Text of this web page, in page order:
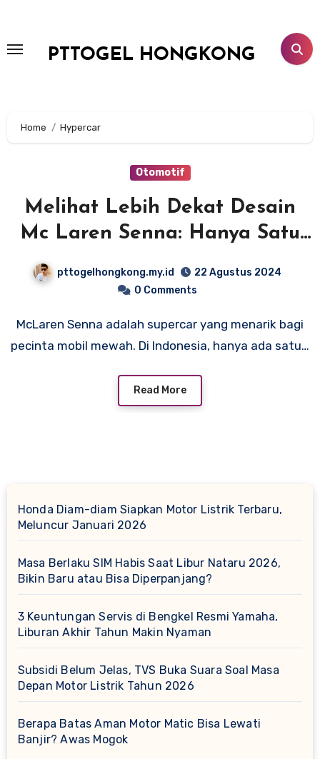
konten
PTTOGEL HONGKONG
Home Hypercar
Otomotif
Melihat Lebih Dekat Desain
Mc Laren Senna: Hanya Satu
pttogelhongkong.my.id
22 Agustus 2024
0 Comments
McLaren Senna adalah supercar yang menarik bagi
pecinta mobil mewah. Di Indonesia, hanya ada satu…
Read More
Honda Diam-diam Siapkan Motor Listrik Terbaru,
Meluncur Januari 2026
Masa Berlaku SIM Habis Saat Libur Nataru 2026,
Bikin Baru atau Bisa Diperpanjang?
3 Keuntungan Servis di Bengkel Resmi Yamaha,
Liburan Akhir Tahun Makin Nyaman
Subsidi Belum Jelas, TVS Buka Suara Soal Masa
Depan Motor Listrik Tahun 2026
Berapa Batas Aman Motor Matic Bisa Lewati
Banjir? Awas Mogok